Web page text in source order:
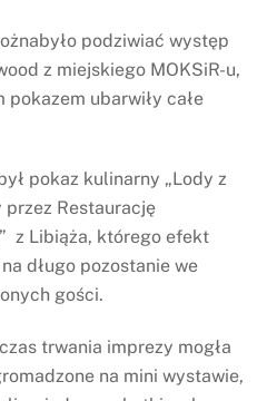
podziwiać występ
z miejskiego MOKSiR-u,
ubarwiły całe
pokaz kulinarny „Lody z
przez Restaurację
z Libiąża, którego efekt
długo pozostanie we
gości.
trwania imprezy mogła
na mini wystawie,